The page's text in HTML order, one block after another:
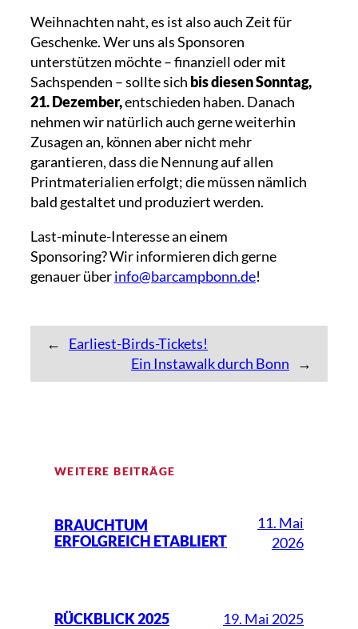
Weihnachten naht, es ist also auch Zeit für
Geschenke. Wer uns als Sponsoren
unterstützen möchte – finanziell oder mit
Sachspenden – sollte sich bis diesen Sonntag,
21. Dezember,entschieden haben. Danach
nehmen wir natürlich auch gerne weiterhin
Zusagen an, können aber nicht mehr
garantieren, dass die Nennung auf allen
Printmaterialien erfolgt; die müssen nämlich
bald gestaltet und produziert werden.
Last-minute-Interesse an einem
Sponsoring? Wir informieren dich gerne
genauer überinfo@barcampbonn.de!
←
Earliest-Birds-Tickets!
Ein Instawalk durch Bonn
→
WEITERE BEITRÄGE
BRAUCHTUM
ERFOLGREICH ETABLIERT
11. Mai
2026
RÜCKBLICK 2025 19. Mai 2025